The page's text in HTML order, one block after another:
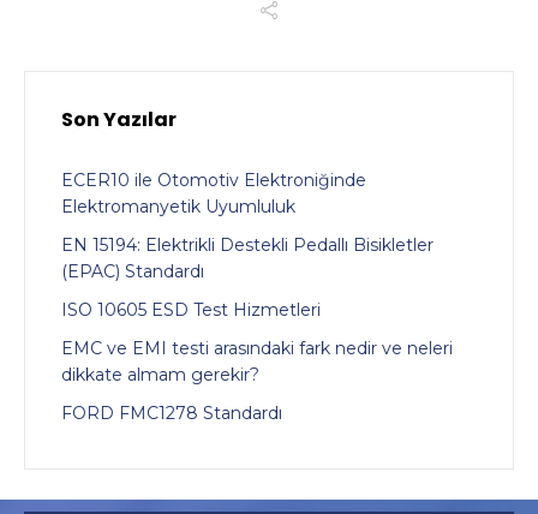
Son Yazılar
ECER10 ile Otomotiv Elektroniğinde
Elektromanyetik Uyumluluk
EN 15194: Elektrikli Destekli Pedallı Bisikletler
(EPAC) Standardı
ISO 10605 ESD Test Hizmetleri
EMC ve EMI testi arasındaki fark nedir ve neleri
dikkate almam gerekir?
FORD FMC1278 Standardı